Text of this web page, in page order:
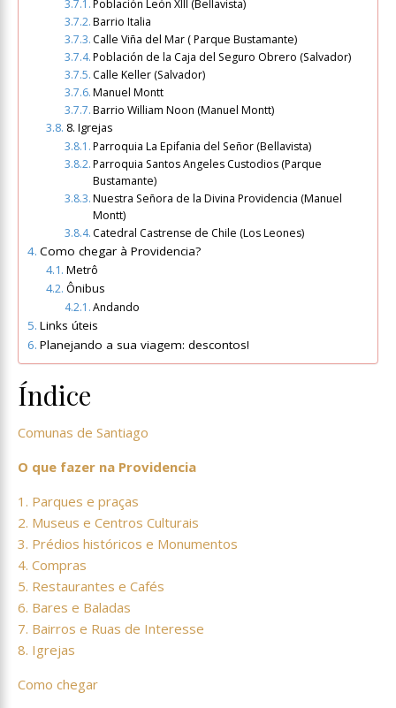
Población León XIII (Bellavista)
Barrio Italia
Calle Viña del Mar ( Parque Bustamante)
Población de la Caja del Seguro Obrero (Salvador)
Calle Keller (Salvador)
Manuel Montt
Barrio William Noon (Manuel Montt)
8. Igrejas
Parroquia La Epifania del Señor (Bellavista)
Parroquia Santos Angeles Custodios (Parque
Bustamante)
Nuestra Señora de la Divina Providencia (Manuel
Montt)
Catedral Castrense de Chile (Los Leones)
Como chegar à Providencia?
Metrô
Ônibus
Andando
Links úteis
Planejando a sua viagem: descontos!
Índice
Comunas de Santiago
O que fazer na Providencia
1. Parques e praças
2. Museus e Centros Culturais
3. Prédios históricos e Monumentos
4. Compras
5. Restaurantes e Cafés
6. Bares e Baladas
7. Bairros e Ruas de Interesse
8. Igrejas
Como chegar